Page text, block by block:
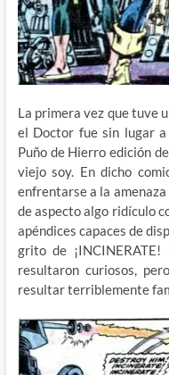
La primera vez que tuve
el Doctor fue sin lugar a
Puño de Hierro edición
viejo soy. En dicho
enfrentarse a la
de aspecto algo ridículo
apéndices capaces de
grito de
resultaron curiosos,
resultar terriblemente